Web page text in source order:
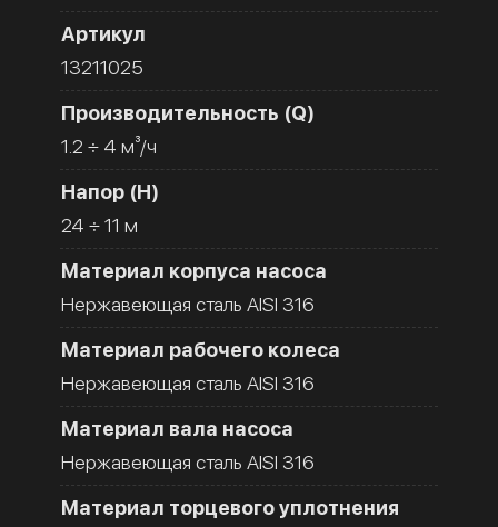
Артикул
13211025
Производительность (Q)
1.2 ÷ 4 м³/ч
Напор (H)
24 ÷ 11 м
Материал корпуса насоса
Нержавеющая сталь AISI 316
Материал рабочего колеса
Нержавеющая сталь AISI 316
Материал вала насоса
Нержавеющая сталь AISI 316
Материал торцевого уплотнения